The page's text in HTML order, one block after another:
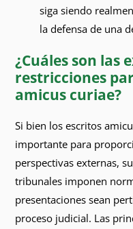
siga siendo
la defensa de una
¿Cuáles son las
restricciones
amicus curiae?
Si bien los escritos
importante para
perspectivas externas,
tribunales imponen
presentaciones sean
proceso judicial. Las